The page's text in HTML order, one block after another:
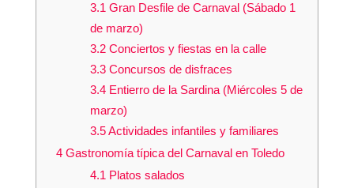
3.1Gran Desfile de Carnaval (Sábado 1
de marzo)
3.2Conciertos y fiestas en la calle
3.3Concursos de disfraces
3.4Entierro de la Sardina (Miércoles 5 de
marzo)
3.5Actividades infantiles y familiares
4Gastronomía típica del Carnaval en Toledo
4.1Platos salados